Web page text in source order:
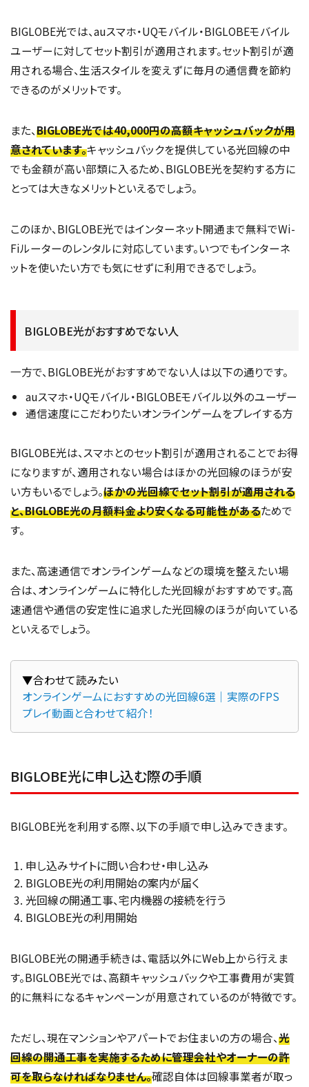
BIGLOBE光では、auスマホ・UQモバイル・BIGLOBEモバイル
ユーザーに対してセット割引が適用されます。セット割引が適
用される場合、生活スタイルを変えずに毎月の通信費を節約
できるのがメリットです。
また、BIGLOBE光では40,000円の高額キャッシュバックが用
意されています。キャッシュバックを提供している光回線の中
でも金額が高い部類に入るため、BIGLOBE光を契約する方に
とっては大きなメリットといえるでしょう。
このほか、BIGLOBE光ではインターネット開通まで無料でWi-
Fiルーターのレンタルに対応しています。いつでもインターネ
ットを使いたい方でも気にせずに利用できるでしょう。
BIGLOBE光がおすすめでない人
一方で、BIGLOBE光がおすすめでない人は以下の通りです。
auスマホ・UQモバイル・BIGLOBEモバイル以外のユーザー
通信速度にこだわりたいオンラインゲームをプレイする方
BIGLOBE光は、スマホとのセット割引が適用されることでお得
になりますが、適用されない場合はほかの光回線のほうが安
い方もいるでしょう。ほかの光回線でセット割引が適用される
と、BIGLOBE光の月額料金より安くなる可能性があるためで
す。
また、高速通信でオンラインゲームなどの環境を整えたい場
合は、オンラインゲームに特化した光回線がおすすめです。高
速通信や通信の安定性に追求した光回線のほうが向いている
といえるでしょう。
オンラインゲームにおすすめの光回線6選｜実際のFPS
プレイ動画と合わせて紹介！
BIGLOBE光に申し込む際の手順
BIGLOBE光を利用する際、以下の手順で申し込みできます。
申し込みサイトに問い合わせ・申し込み
BIGLOBE光の利用開始の案内が届く
光回線の開通工事、宅内機器の接続を行う
BIGLOBE光の利用開始
BIGLOBE光の開通手続きは、電話以外にWeb上から行えま
す。BIGLOBE光では、高額キャッシュバックや工事費用が実質
的に無料になるキャンペーンが用意されているのが特徴です。
ただし、現在マンションやアパートでお住まいの方の場合、光
回線の開通工事を実施するために管理会社やオーナーの許
可を取らなければなりません。確認自体は回線事業者が取っ